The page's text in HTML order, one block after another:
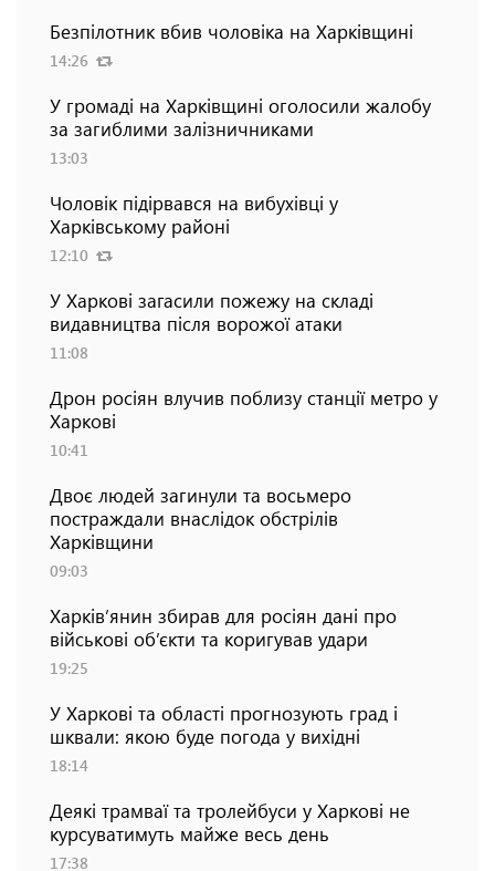
Безпілотник вбив чоловіка на Харківщині
14:26
У громаді на Харківщині оголосили жалобу
за загиблими залізничниками
13:03
Чоловік підірвався на вибухівці у
Харківському районі
12:10
У Харкові загасили пожежу на складі
видавництва після ворожої атаки
11:08
Дрон росіян влучив поблизу станції метро у
Харкові
10:41
Двоє людей загинули та восьмеро
постраждали внаслідок обстрілів
Харківщини
09:03
Харків’янин збирав для росіян дані про
військові об’єкти та коригував удари
19:25
У Харкові та області прогнозують град і
шквали: якою буде погода у вихідні
18:14
Деякі трамваї та тролейбуси у Харкові не
курсуватимуть майже весь день
17:38